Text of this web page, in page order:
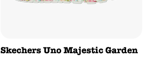
Skechers Uno Majestic Garden